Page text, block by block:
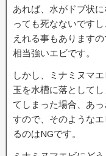
あれば、水がドブ状
っても死なないです
えれる事もあります
相当強いエビです。
しかし、ミナミヌマ
玉を水槽に落として
てしまった場合、あ
すので、そのような
るのはNGです。